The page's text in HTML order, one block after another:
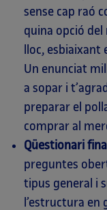
sense cap raó
quina opció
lloc,
Un enunciat
a sopar i
preparar el
comprar al
Qüestionari final
preguntes
tipus general i
l’estructura en